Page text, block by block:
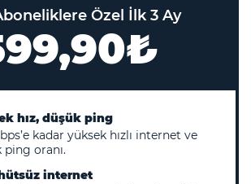
Özel İlk 3 Ay
hız, düşük ping
kadar yüksek hızlı internet ve
ping oranı.
internet